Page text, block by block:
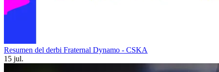
Resumen del derbi Fraternal Dynamo - CSKA
15 jul.